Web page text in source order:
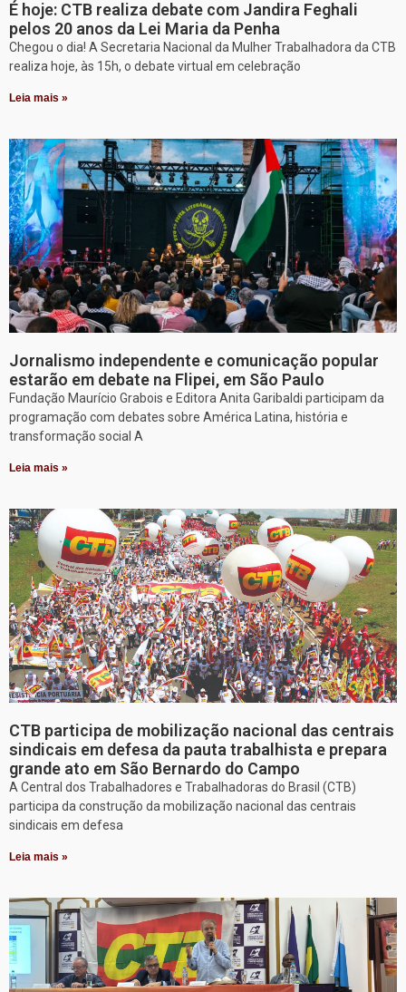
É hoje: CTB realiza debate com Jandira Feghali
pelos 20 anos da Lei Maria da Penha
Chegou o dia! A Secretaria Nacional da Mulher Trabalhadora da CTB
realiza hoje, às 15h, o debate virtual em celebração
Leia mais »
Jornalismo independente e comunicação popular
estarão em debate na Flipei, em São Paulo
Fundação Maurício Grabois e Editora Anita Garibaldi participam da
programação com debates sobre América Latina, história e
transformação social A
Leia mais »
CTB participa de mobilização nacional das centrais
sindicais em defesa da pauta trabalhista e prepara
grande ato em São Bernardo do Campo
A Central dos Trabalhadores e Trabalhadoras do Brasil (CTB)
participa da construção da mobilização nacional das centrais
sindicais em defesa
Leia mais »